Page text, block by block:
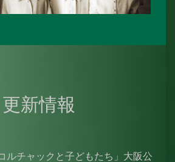
更新情報
ルチャックと子どもたち」大阪公